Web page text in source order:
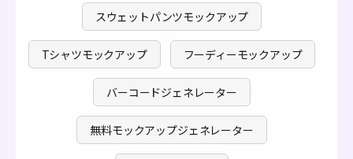
スウェットパンツモックアップ
Tシャツモックアップ フーディーモックアップ
バーコードジェネレーター
無料モックアップジェネレーター